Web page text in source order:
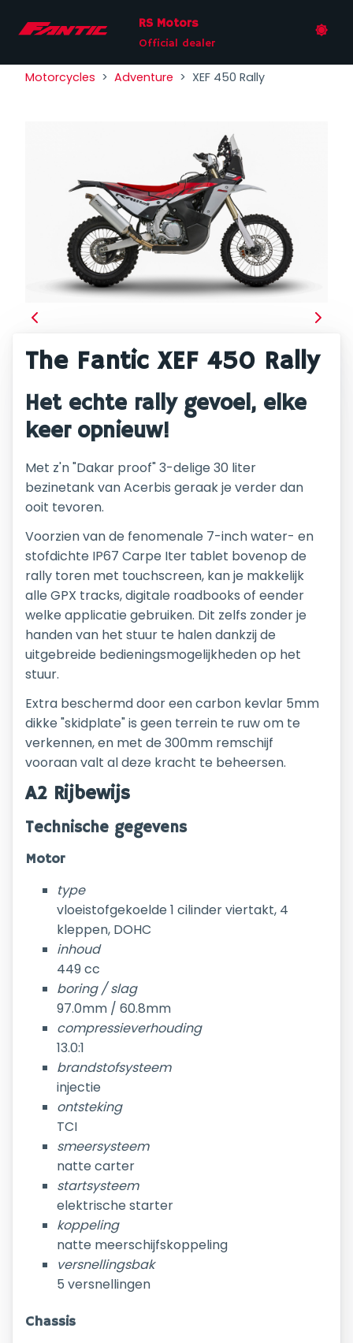
RS Motors
Official dealer
Motorcycles Adventure XEF 450 Rally
The Fantic XEF 450 Rally
Het echte rally gevoel, elke
keer opnieuw!
Met z'n "Dakar proof" 3-delige 30 liter
bezinetank van Acerbis geraak je verder dan
ooit tevoren.
Voorzien van de fenomenale 7-inch water- en
stofdichte IP67 Carpe Iter tablet bovenop de
rally toren met touchscreen, kan je makkelijk
alle GPX tracks, digitale roadbooks of eender
welke applicatie gebruiken. Dit zelfs zonder je
handen van het stuur te halen dankzij de
uitgebreide bedieningsmogelijkheden op het
stuur.
Extra beschermd door een carbon kevlar 5mm
dikke "skidplate" is geen terrein te ruw om te
verkennen, en met de 300mm remschijf
vooraan valt al deze kracht te beheersen.
A2 Rijbewijs
Technische gegevens
Motor
type
vloeistofgekoelde 1 cilinder viertakt, 4
kleppen, DOHC
inhoud
449 cc
boring / slag
97.0mm / 60.8mm
compressieverhouding
13.0:1
brandstofsysteem
injectie
ontsteking
TCI
smeersysteem
natte carter
startsysteem
elektrische starter
koppeling
natte meerschijfskoppeling
versnellingsbak
5 versnellingen
Chassis